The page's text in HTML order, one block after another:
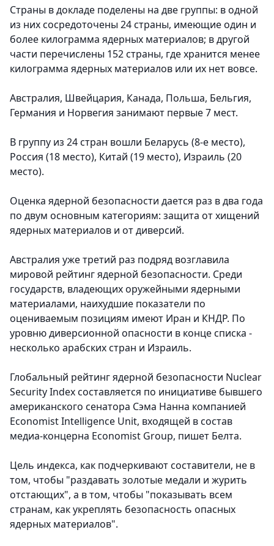
Страны в докладе поделены на две группы: в одной
из них сосредоточены 24 страны, имеющие один и
более килограмма ядерных материалов; в другой
части перечислены 152 страны, где хранится менее
килограмма ядерных материалов или их нет вовсе.
Австралия, Швейцария, Канада, Польша, Бельгия,
Германия и Норвегия занимают первые 7 мест.
В группу из 24 стран вошли Беларусь (8-е место),
Россия (18 место), Китай (19 место), Израиль (20
место).
Оценка ядерной безопасности дается раз в два года
по двум основным категориям: защита от хищений
ядерных материалов и от диверсий.
Австралия уже третий раз подряд возглавила
мировой рейтинг ядерной безопасности. Среди
государств, владеющих оружейными ядерными
материалами, наихудшие показатели по
оцениваемым позициям имеют Иран и КНДР. По
уровню диверсионной опасности в конце списка -
несколько арабских стран и Израиль.
Глобальный рейтинг ядерной безопасности Nuclear
Security Index составляется по инициативе бывшего
американского сенатора Сэма Нанна компанией
Economist Intelligence Unit, входящей в состав
медиа-концерна Economist Group, пишет Белта.
Цель индекса, как подчеркивают составители, не в
том, чтобы "раздавать золотые медали и журить
отстающих", а в том, чтобы "показывать всем
странам, как укреплять безопасность опасных
ядерных материалов".